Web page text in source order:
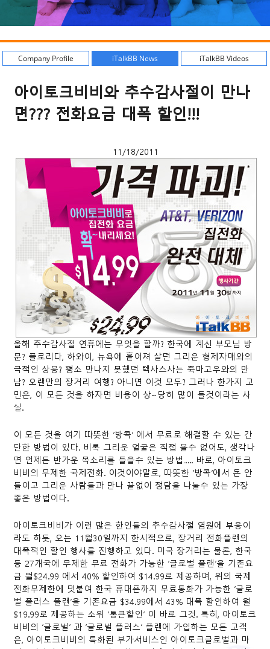
Company Profile iTalkBB News iTalkBB Videos
아이토크비비와 추수감사절이 만나
면??? 전화요금 대폭 할인!!!
11/18/2011
올해 추수감사절 연휴에는 무엇을 할까? 한국에 계신 부모님 방
문? 플로리다, 하와이, 뉴욕에 흩어져 살던 그리운 형제자매와의
극적인 상봉? 평소 만나지 못했던 텍사스사는 죽마고우와의 만
남? 오랜만의 장거리 여행? 아니면 이것 모두? 그러나 한가지 고
민은, 이 모든 것을 하자면 비용이 상~당히 많이 들것이라는 사
실.
이 모든 것을 여기 따뜻한 ‘방콕’ 에서 무료로 해결할 수 있는 간
단한 방법이 있다. 비록 그리운 얼굴은 직접 볼수 없어도, 생각나
면 언제든 반가운 목소리를 들을수 있는 방법….. 바로, 아이토크
비비의 무제한 국제전화. 이것이야말로, 따뜻한 ‘방콕’에서 돈 안
들이고 그리운 사람들과 만나 끝없이 정담을 나눌수 있는 가장
좋은 방법이다.
아이토크비비가 이런 많은 한인들의 추수감사절 염원에 부응이
라도 하듯, 오는 11월30일까지 한시적으로, 장거리 전화플랜의
대폭적인 할인 행사를 진행하고 있다. 미국 장거리는 물론, 한국
등 27개국에 무제한 무료 전화가 가능한 ‘글로벌 플랜’을 기존요
금 월$24.99 에서 40% 할인하여 $14.99로 제공하며, 위의 국제
전화무제한에 덧붙여 한국 휴대폰까지 무료통화가 가능한 ‘글로
벌 플러스 플랜’을 기존요금 $34.99에서 43% 대폭 할인하여 월
$19.99로 제공하는 소위 ‘통큰할인’ 이 바로 그것. 특히, 아이토크
비비의 ‘글로벌’ 과 ‘글로벌 플러스’ 플랜에 가입하는 모든 고객
은, 아이토크비비의 특화된 부가서비스인 아이토크글로벌과 마